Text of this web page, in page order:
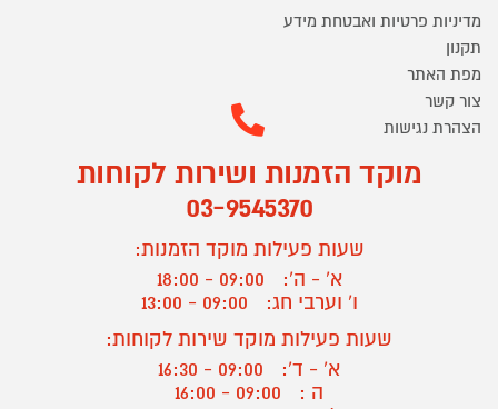
מדיניות פרטיות ואבטחת מידע
תקנון
מפת האתר
צור קשר
הצהרת נגישות
מוקד הזמנות ושירות לקוחות
03-9545370
שעות פעילות מוקד הזמנות:
א' - ה':
09:00 - 18:00
ו' וערבי חג:
09:00 - 13:00
שעות פעילות מוקד שירות לקוחות:
א' - ד':
09:00 - 16:30
ה :
09:00 - 16:00